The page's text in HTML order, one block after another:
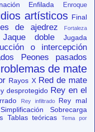
Enfilada
Enroque
artísticos Final
de ajedrez Fortaleza
Jaque doble
Jugada
o intercepción
Peones pasados
de mate
Rayos X Red de mate
desprotegido Rey en el
Rey infiltrado
Rey mal
Simplificación
Sobrecarga
Tablas teóricas
Tema por